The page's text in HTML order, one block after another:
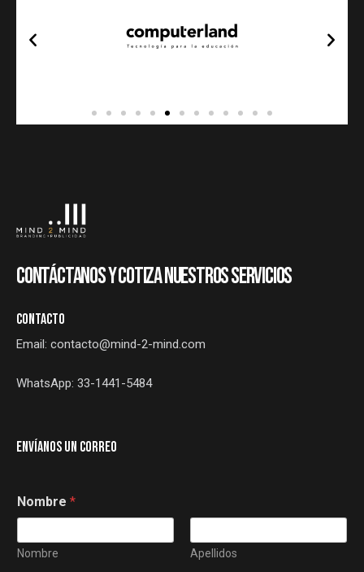
CONTÁCTANOS Y COTIZA NUESTROS SERVICIOS
CONTACTO
Email: contacto@mind-2-mind.com
WhatsApp: 33-1441-5484
ENVÍANOS UN CORREO
Nombre *
Nombre Apellidos